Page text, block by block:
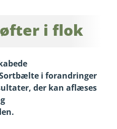
i flok
i forandringer
der kan aflæses